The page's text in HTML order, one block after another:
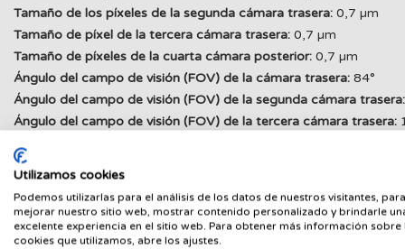
Tamaño de los píxeles de la segunda cámara trasera: 0,7 µm
Tamaño de píxel de la tercera cámara trasera: 0,7 µm
Tamaño de píxeles de la cuarta cámara posterior: 0,7 µm
Ángulo del campo de visión (FOV) de la cámara trasera: 84°
Ángulo del campo de visión (FOV) de la segunda cámara trasera:
Ángulo del campo de visión (FOV) de la tercera cámara trasera:
Tipo de cámara frontal:
Resolución de la cámara frontal (numérica):12 MP
Número de apertura de la cámara frontal:2,2
Utilizamos cookies
Podemos utilizarlas para el análisis de los datos de nuestros visitantes, para
mejorar nuestro sitio web, mostrar contenido personalizado y brindarle
excelente experiencia en el sitio web. Para obtener más información sobre
cookies que utilizamos, abre los ajustes.